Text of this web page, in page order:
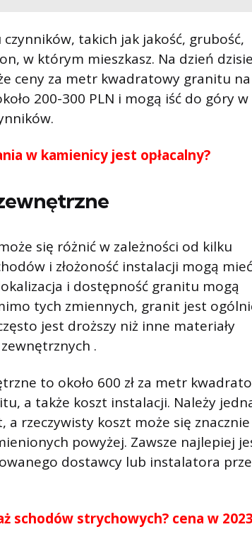
takich jak jakość, grubość,
w którym mieszkasz. Na dzień
ceny za metr kwadratowy granitu na
200-300 PLN i mogą iść do góry w
w kamienicy jest opłacalny?
się różnić w zależności od kilku
i złożoność instalacji mogą mieć
i dostępność granitu mogą
tych zmiennych, granit jest
jest droższy niż inne materiały
.
to około 600 zł za metr
a także koszt instalacji. Należy
rzeczywisty koszt może się znacznie
powyżej. Zawsze najlepiej
dostawcy lub instalatora
schodów strychowych? cena w